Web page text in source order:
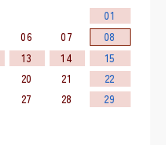
01
06 07
08
13 14
15
20 21
22
27 28
29